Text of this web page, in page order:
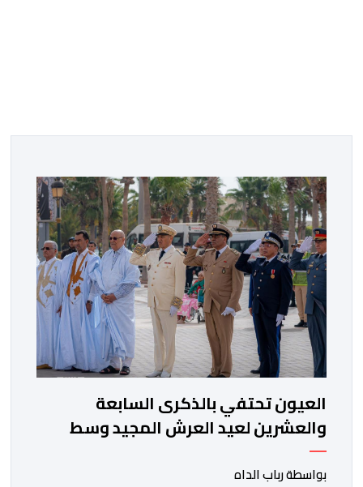
العيون تحتفي بالذكرى السابعة
والعشرين لعيد العرش المجيد وسط
أجواء وطنية مهيبة
بواسطة رباب الداه